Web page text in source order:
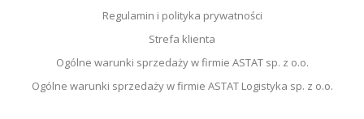
Regulamin i polityka prywatności
Strefa klienta
Ogólne warunki sprzedaży w firmie ASTAT sp. z o.o.
Ogólne warunki sprzedaży w firmie ASTAT Logistyka sp. z o.o.